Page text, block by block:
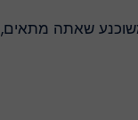
שאתה מתאים,